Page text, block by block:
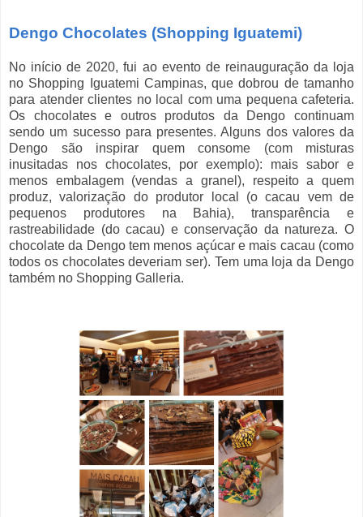
Dengo Chocolates (Shopping Iguatemi)
No início de 2020, fui ao evento de reinauguração da loja
no Shopping Iguatemi Campinas, que dobrou de tamanho
para atender clientes no local com uma pequena cafeteria.
Os chocolates e outros produtos da Dengo continuam
sendo um sucesso para presentes. Alguns dos valores da
Dengo são inspirar quem consome (com misturas
inusitadas nos chocolates, por exemplo): mais sabor e
menos embalagem (vendas a granel), respeito a quem
produz, valorização do produtor local (o cacau vem de
pequenos produtores na Bahia), transparência e
rastreabilidade (do cacau) e conservação da natureza. O
chocolate da Dengo tem menos açúcar e mais cacau (como
todos os chocolates deveriam ser). Tem uma loja da Dengo
também no Shopping Galleria.